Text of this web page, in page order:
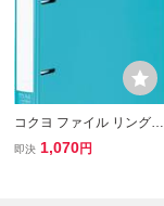
コクヨ ファイル リングフ
ァイル NEOS A4 220枚収
即決 1,070円